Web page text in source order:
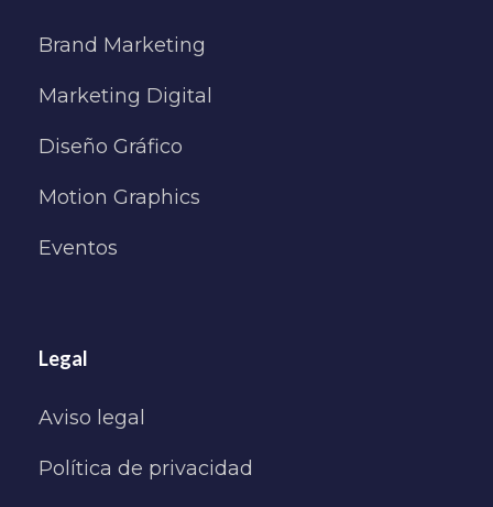
Brand Marketing
Marketing Digital
Diseño Gráfico
Motion Graphics
Eventos
Legal
Aviso legal
Política de privacidad